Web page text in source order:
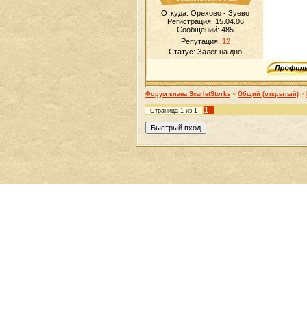
Откуда: Орехово - Зуево
Регистрация: 15.04.06
Сообщений: 485
Репутация: 12
Статус: Залёг на дно
Форум клана ScarletStorks » Общий (открытый) »
Страница 1 из 1 1